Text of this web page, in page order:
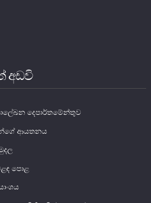
කිරීම
කමිටුව
කමිටුව
අඩවි
දෙපාර්තමේන්තුව
ආයතනය
පොළ